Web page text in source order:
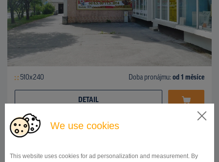
We use cookies
This website uses cookies for ad personalization and measurement. By
510x240 Doba pronájmu: od 1 měsíce
DETAIL
hlavný cestný ťah Bratislava - Žilina, Považská Bystrica ID 42659